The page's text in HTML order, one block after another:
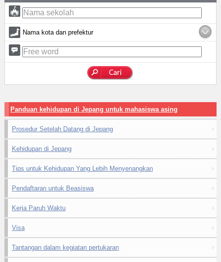
Nama kota dan prefektur
Panduan kehidupan di Jepang untuk mahasiswa asing
Prosedur Setelah Datang di Jepang
Kehidupan di Jepang
Tips untuk Kehidupan Yang Lebih Menyenangkan
Pendaftaran untuk Beasiswa
Kerja Paruh Waktu
Visa
Tantangan dalam kegiatan pertukaran